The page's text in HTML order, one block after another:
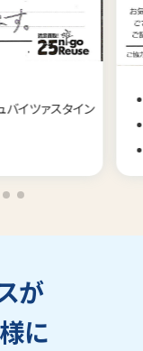
イツァスタイン
が
に